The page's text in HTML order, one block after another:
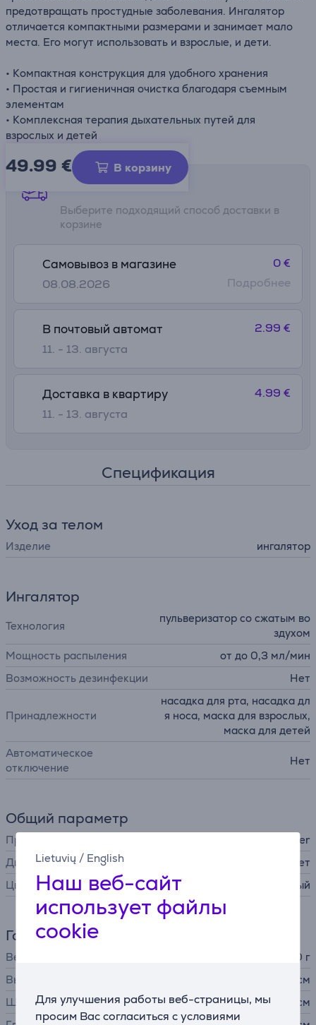
Lietuvių / English
Наш веб-сайт
использует файлы
cookie
Для улучшения работы веб-страницы, мы
просим Вас согласиться с условиями
предотвращать простудные заболевания. Ингалятор
отличается компактными размерами и занимает мало
места. Его могут использовать и взрослые, и дети.
• Компактная конструкция для удобного хранения
• Простая и гигиеничная очистка благодаря съемным
элементам
• Комплексная терапия дыхательных путей для
взрослых и детей
49.99 € В корзину
Способы доставки
Выберите подходящий способ доставки в
корзине
Самовывоз в магазине
08.08.2026
0 €
Подробнее
В почтовый автомат
11. - 13. августа
2.99 €
Доставка в квартиру
11. - 13. августа
4.99 €
Спецификация
Уход за телом
Изделие ингалятор
Ингалятор
Технология
пульверизатор со сжатым во
здухом
Мощность распыления
от до 0,3 мл/мин
Возможность дезинфекции
Нет
Принадлежности
насадка для рта, насадка дл
я носа, маска для взрослых,
маска для детей
Автоматическое
отключение
Нет
Общий параметр
Производитель
Beurer
Дисплей
нет
Цвет
синий, белый
Габариты
Вес
850 г
Высота
8,78 см
Ширина
11,6 см